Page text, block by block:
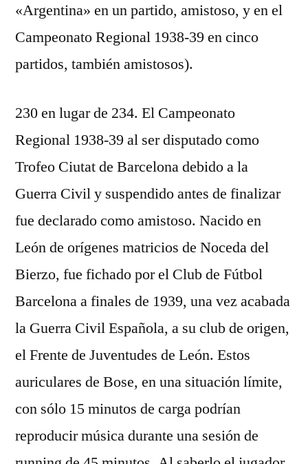
«Argentina» en un partido, amistoso, y en el
Campeonato Regional 1938-39 en cinco
partidos, también amistosos).
230 en lugar de 234. El Campeonato
Regional 1938-39 al ser disputado como
Trofeo Ciutat de Barcelona debido a la
Guerra Civil y suspendido antes de finalizar
fue declarado como amistoso. Nacido en
León de orígenes matricios de Noceda del
Bierzo, fue fichado por el Club de Fútbol
Barcelona a finales de 1939, una vez acabada
la Guerra Civil Española, a su club de origen,
el Frente de Juventudes de León. Estos
auriculares de Bose, en una situación límite,
con sólo 15 minutos de carga podrían
reproducir música durante una sesión de